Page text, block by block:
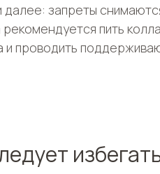
далее: запреты
пить
и проводить